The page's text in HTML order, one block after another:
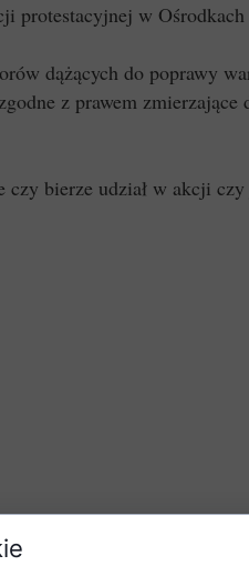
w
dążących do poprawy
z prawem
bierze udział w akcji